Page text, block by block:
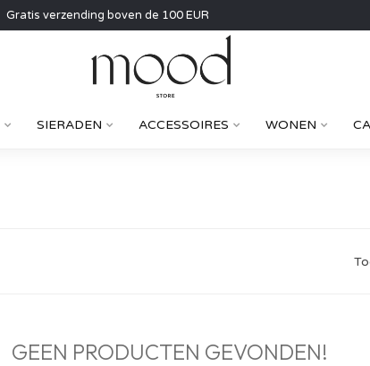
Gratis verzending boven de 100 EUR
SIERADEN ACCESSOIRES WONEN
GEEN PRODUCTEN GEVONDEN!